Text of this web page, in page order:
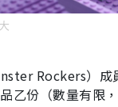
Rockers）
乙份（數量有限